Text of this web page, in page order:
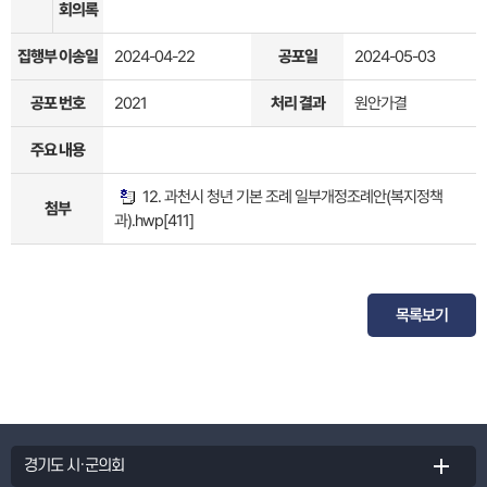
회의록
집행부 이송일 2024-04-22 공포일 2024-05-03
공포 번호 2021 처리 결과 원안가결
주요 내용
첨부
12. 과천시 청년 기본 조례 일부개정조례안(복지정책
과).hwp[411]
목록보기
경기도 시·군의회